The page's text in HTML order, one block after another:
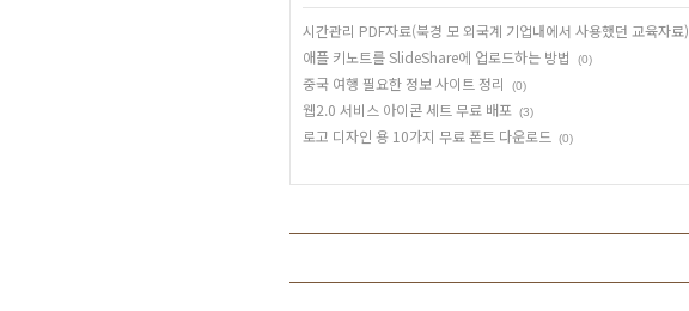
시간관리 PDF자료(북경 모 외국계 기업내에서 사용했던 교육자료)
애플 키노트를 SlideShare에 업로드하는 방법 (0)
중국 여행 필요한 정보 사이트 정리 (0)
웹2.0 서비스 아이콘 세트 무료 배포 (3)
로고 디자인 용 10가지 무료 폰트 다운로드 (0)